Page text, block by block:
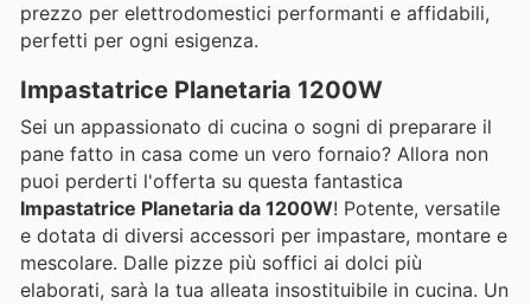
prezzo per elettrodomestici performanti e affidabili,
perfetti per ogni esigenza.
Impastatrice Planetaria 1200W
Sei un appassionato di cucina o sogni di preparare il
pane fatto in casa come un vero fornaio? Allora non
puoi perderti l'offerta su questa fantastica
Impastatrice Planetaria da 1200W! Potente, versatile
e dotata di diversi accessori per impastare, montare e
mescolare. Dalle pizze più soffici ai dolci più
elaborati, sarà la tua alleata insostituibile in cucina. Un